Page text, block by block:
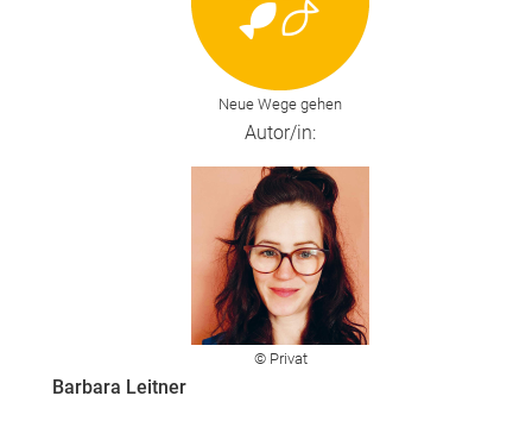
Neue Wege gehen
Autor/in:
© Privat
Barbara Leitner